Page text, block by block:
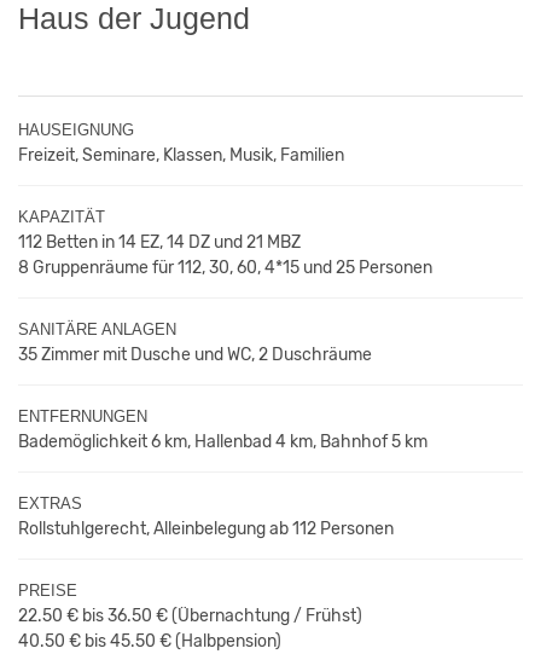
Haus der Jugend
HAUSEIGNUNG
Freizeit, Seminare, Klassen, Musik, Familien
KAPAZITÄT
112 Betten in 14 EZ, 14 DZ und 21 MBZ
8 Gruppenräume für 112, 30, 60, 4*15 und 25 Personen
SANITÄRE ANLAGEN
35 Zimmer mit Dusche und WC, 2 Duschräume
ENTFERNUNGEN
Bademöglichkeit 6 km, Hallenbad 4 km, Bahnhof 5 km
EXTRAS
Rollstuhlgerecht, Alleinbelegung ab 112 Personen
PREISE
22.50 € bis 36.50 €(Übernachtung / Frühst)
40.50 € bis 45.50 €(Halbpension)